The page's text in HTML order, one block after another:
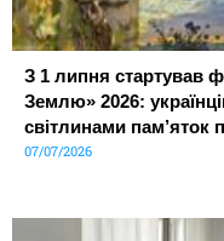
З 1 липня стартував
Землю» 2026:
світлинами пам’яток
07/07/2026